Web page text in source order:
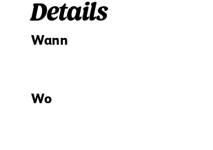
Details
Wann
Wo